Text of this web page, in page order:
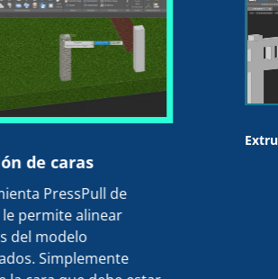
de caras
PressPull de
le permite alinear
del modelo
Simplemente